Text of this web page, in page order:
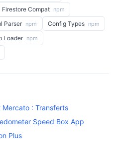
Firestore Compat npm
Parser npm Config Types npm
Loader npm
Mercato : Transferts
Speed Box App
Plus